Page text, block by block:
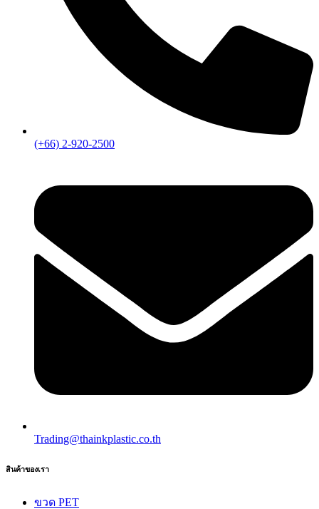
(+66) 2-920-2500
Trading@thainkplastic.co.th
สินค้าของเรา
ขวด PET